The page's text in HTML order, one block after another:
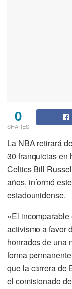
0
SHARES
La NBA retirará
30 franquicias en
Celtics Bill
años, informó
estadounidense.
«El
activismo a favor
honrados de una
forma
que la carrera de
el comisionado